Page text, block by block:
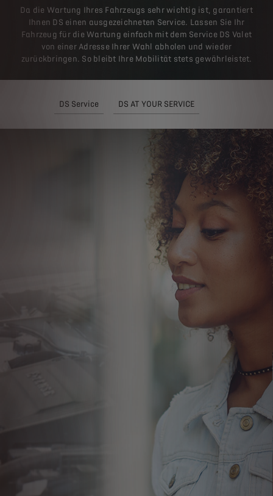
Da die Wartung Ihres Fahrzeugs sehr wichtig ist, garantiert
Ihnen DS einen ausgezeichneten Service. Lassen Sie Ihr
Fahrzeug für die Wartung einfach mit dem Service DS Valet
von einer Adresse Ihrer Wahl abholen und wieder
zurückbringen. So bleibt Ihre Mobilität stets gewährleistet.
DS Service DS AT YOUR SERVICE